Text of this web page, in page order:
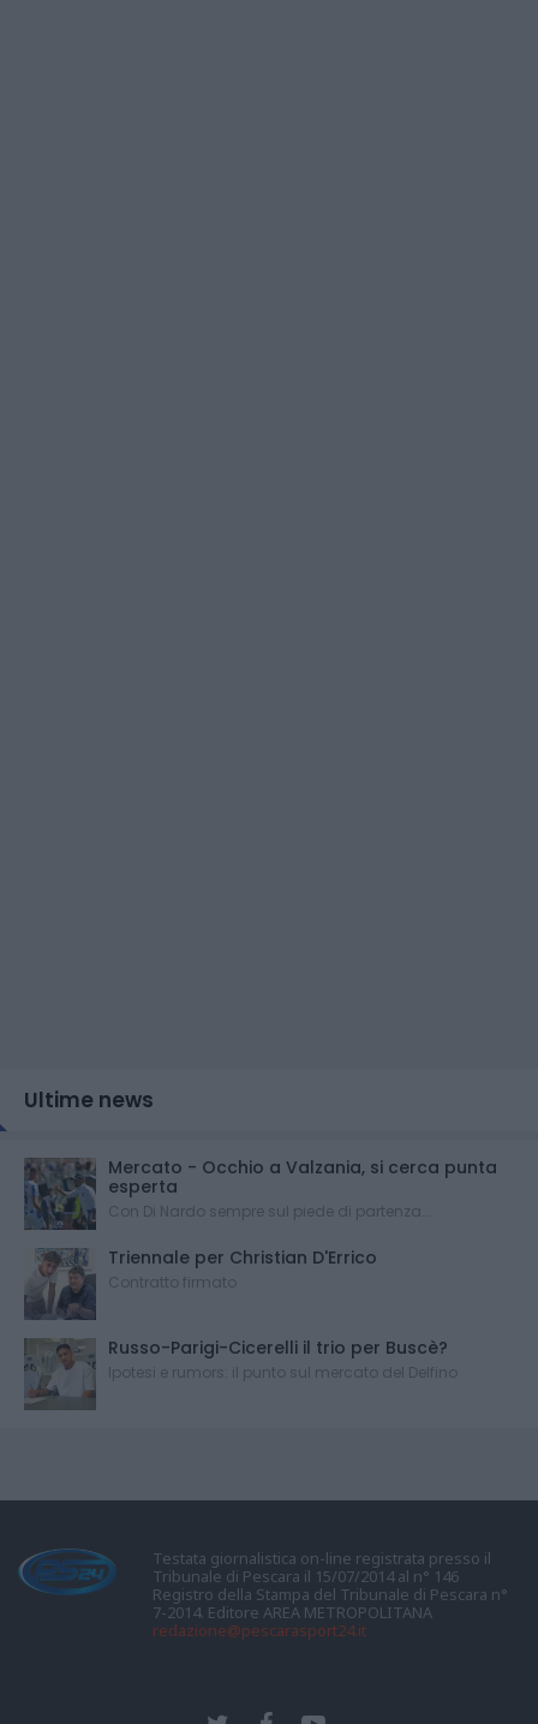
Ultime news
Mercato - Occhio a Valzania, si cerca punta
esperta
Con Di Nardo sempre sul piede di partenza...
Triennale per Christian D'Errico
Contratto firmato
Russo-Parigi-Cicerelli il trio per Buscè?
Ipotesi e rumors: il punto sul mercato del Delfino
Testata giornalistica on-line registrata presso il
Tribunale di Pescara il 15/07/2014 al n° 146
Registro della Stampa del Tribunale di Pescara n°
7-2014. Editore AREA METROPOLITANA
redazione@pescarasport24.it